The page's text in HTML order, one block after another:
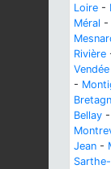
Loire -
Méral -
Rivière
Vendée
-
Bellay -
Jean -